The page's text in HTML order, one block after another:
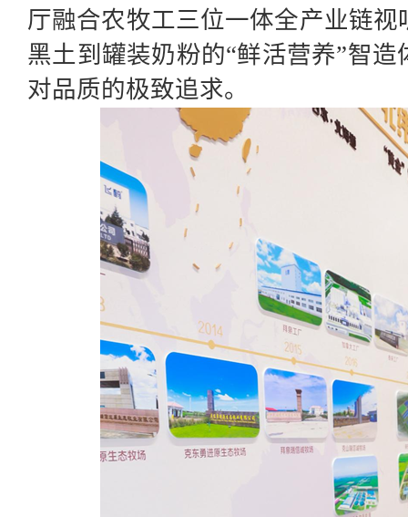
厅融合农牧工三位一体全产业链
黑土到罐装奶粉的“鲜活营养”智
对品质的极致追求。